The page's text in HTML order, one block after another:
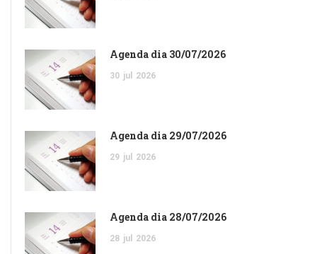
Agenda dia 30/07/2026
30 jul 2026
Agenda dia 29/07/2026
29 jul 2026
Agenda dia 28/07/2026
28 jul 2026